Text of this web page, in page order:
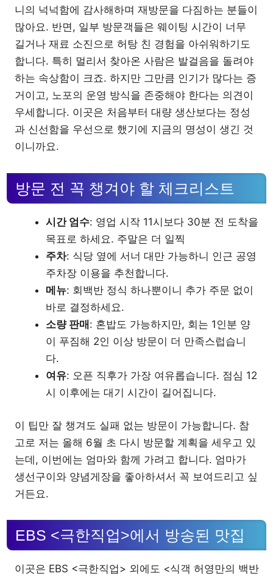
니의 넉넉함에 감사해하며 재방문을 다짐하는 분들이
많아요. 반면, 일부 방문객들은 웨이팅 시간이 너무
길거나 재료 소진으로 허탕 친 경험을 아쉬워하기도
합니다. 특히 멀리서 찾아온 사람은 발걸음을 돌려야
하는 속상함이 크죠. 하지만 그만큼 인기가 많다는 증
거이고, 노포의 운영 방식을 존중해야 한다는 의견이
우세합니다. 이곳은 처음부터 대량 생산보다는 정성
과 신선함을 우선으로 했기에 지금의 명성이 생긴 것
이니까요.
방문 전 꼭 챙겨야 할 체크리스트
시간 엄수: 영업 시작 11시보다 30분 전 도착을
목표로 하세요. 주말은 더 일찍
주차: 식당 옆에 서너 대만 가능하니 인근 공영
주차장 이용을 추천합니다.
메뉴: 회백반 정식 하나뿐이니 추가 주문 없이
바로 결정하세요.
소량 판매 : 혼밥도 가능하지만, 회는 1인분 양
이 푸짐해 2인 이상 방문이 더 만족스럽습니
다.
여유: 오픈 직후가 가장 여유롭습니다. 점심 12
시 이후에는 대기 시간이 길어집니다.
이 팁만 잘 챙겨도 실패 없는 방문이 가능합니다. 참
고로 저는 올해 6월 초 다시 방문할 계획을 세우고 있
는데, 이번에는 엄마와 함께 가려고 합니다. 엄마가
생선구이와 양념게장을 좋아하셔서 꼭 보여드리고 싶
거든요.
EBS <극한직업>에서 방송된 맛집
이곳은 EBS <극한직업> 외에도 <식객 허영만의 백반